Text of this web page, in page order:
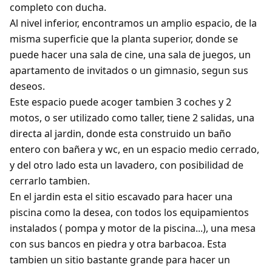
completo con ducha.
Al nivel inferior, encontramos un amplio espacio, de la
misma superficie que la planta superior, donde se
puede hacer una sala de cine, una sala de juegos, un
apartamento de invitados o un gimnasio, segun sus
deseos.
Este espacio puede acoger tambien 3 coches y 2
motos, o ser utilizado como taller, tiene 2 salidas, una
directa al jardin, donde esta construido un baño
entero con bañera y wc, en un espacio medio cerrado,
y del otro lado esta un lavadero, con posibilidad de
cerrarlo tambien.
En el jardin esta el sitio escavado para hacer una
piscina como la desea, con todos los equipamientos
instalados ( pompa y motor de la piscina...), una mesa
con sus bancos en piedra y otra barbacoa. Esta
tambien un sitio bastante grande para hacer un